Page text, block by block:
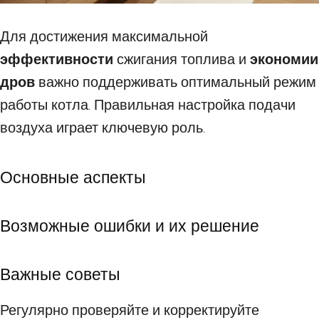
Для достижения максимальной
эффективности сжигания топлива и экономии
дров важно поддерживать оптимальный режим
работы котла. Правильная настройка подачи
воздуха играет ключевую роль.
Основные аспекты
Возможные ошибки и их решение
Важные советы
Регулярно проверяйте и корректируйте